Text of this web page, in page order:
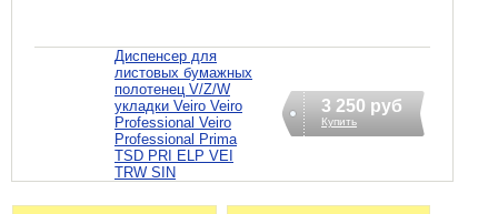
Диспенсер для
листовых бумажных
полотенец V/Z/W
укладки Veiro Veiro
Professional Veiro
Professional Prima
TSD PRI ELP VEI
TRW SIN
3 250 руб
Купить